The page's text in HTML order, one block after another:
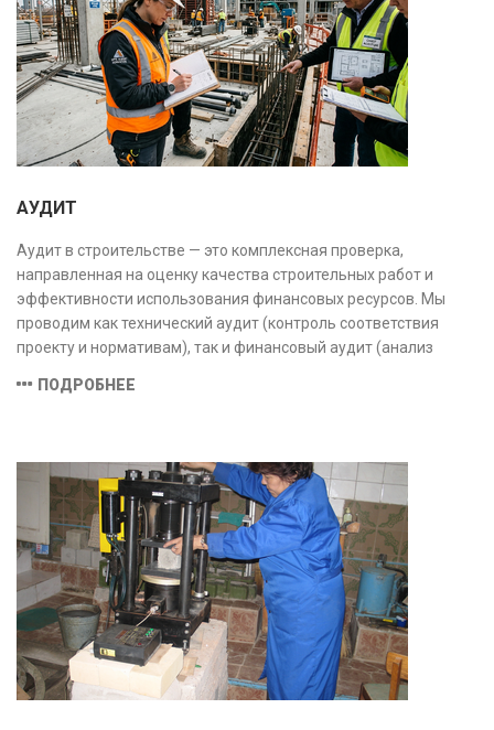
АУДИТ
Аудит в строительстве — это комплексная проверка,
направленная на оценку качества строительных работ и
эффективности использования финансовых ресурсов. Мы
проводим как технический аудит (контроль соответствия
проекту и нормативам), так и финансовый аудит (анализ
безопасность и экономическую обоснованность проекта.
ПОДРОБНЕЕ